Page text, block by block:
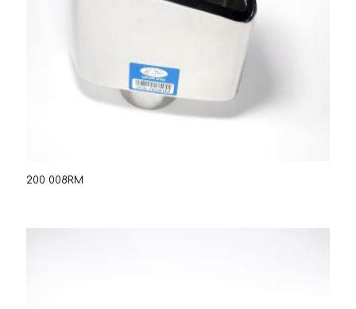
200 008RM